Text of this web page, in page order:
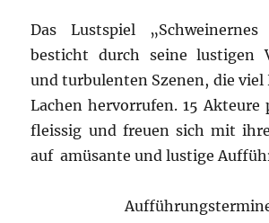
Das Lustspiel
besticht durch seine lustigen
und turbulenten Szenen, die
Lachen hervorrufen. 15 Akteure
fleissig und freuen sich mit
auf amüsante und lustige